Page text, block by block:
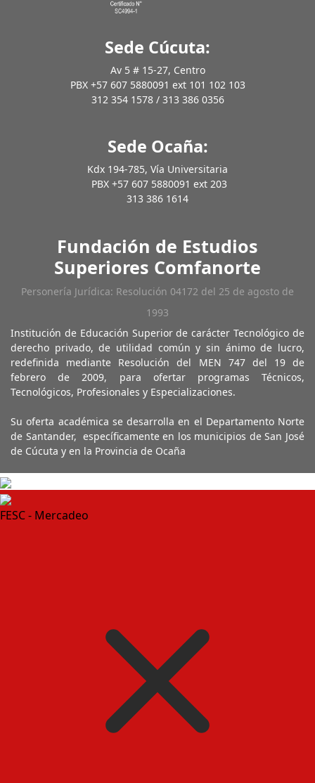
Sede Cúcuta:
Av 5 # 15-27, Centro
PBX +57 607 5880091 ext 101 102 103
312 354 1578 / 313 386 0356
Sede Ocaña:
Kdx 194-785, Vía Universitaria
PBX +57 607 5880091 ext 203
313 386 1614
Fundación de Estudios
Superiores Comfanorte
Personería Jurídica: Resolución 04172 del 25 de agosto de
1993
Institución de Educación Superior de carácter Tecnológico de
derecho privado, de utilidad común y sin ánimo de lucro,
redefinida mediante Resolución del MEN 747 del 19 de
febrero de 2009, para ofertar programas Técnicos,
Tecnológicos, Profesionales y Especializaciones.
Su oferta académica se desarrolla en el Departamento Norte
de Santander, específicamente en los municipios de San José
de Cúcuta y en la Provincia de Ocaña
FESC - Mercadeo